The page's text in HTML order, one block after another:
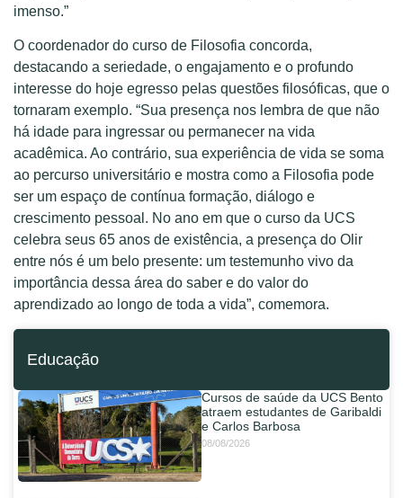
imenso.”
O coordenador do curso de Filosofia concorda,
destacando a seriedade, o engajamento e o profundo
interesse do hoje egresso pelas questões filosóficas, que o
tornaram exemplo. “Sua presença nos lembra de que não
há idade para ingressar ou permanecer na vida
acadêmica. Ao contrário, sua experiência de vida se soma
ao percurso universitário e mostra como a Filosofia pode
ser um espaço de contínua formação, diálogo e
crescimento pessoal. No ano em que o curso da UCS
celebra seus 65 anos de existência, a presença do Olir
entre nós é um belo presente: um testemunho vivo da
importância dessa área do saber e do valor do
aprendizado ao longo de toda a vida”, comemora.
Educação
Cursos de saúde da UCS Bento
atraem estudantes de Garibaldi
e Carlos Barbosa
08/08/2026